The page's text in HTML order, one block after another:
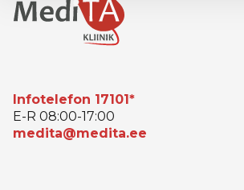
Infotelefon 17101*
E-R 08:00-17:00
medita@medita.ee